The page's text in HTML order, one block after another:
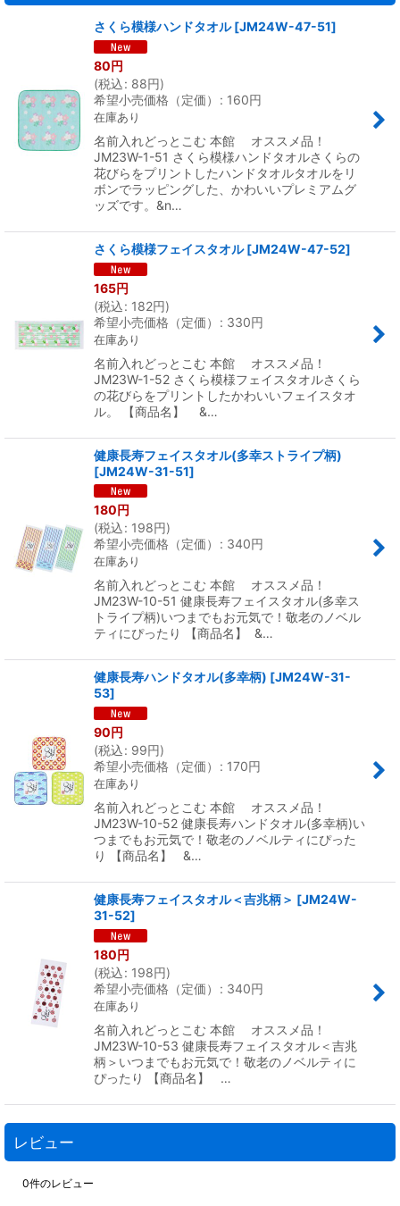
さくら模様ハンドタオル [JM24W-47-51]
80円
(税込: 88円)
希望小売価格（定価）
: 160円
在庫あり
名前入れどっとこむ 本館 オススメ品！
JM23W-1-51 さくら模様ハンドタオルさくらの
花びらをプリントしたハンドタオルタオルをリ
ボンでラッピングした、かわいいプレミアムグ
ッズです。&n…
さくら模様フェイスタオル [JM24W-47-52]
165円
(税込: 182円)
希望小売価格（定価）
: 330円
在庫あり
名前入れどっとこむ 本館 オススメ品！
JM23W-1-52 さくら模様フェイスタオルさくら
の花びらをプリントしたかわいいフェイスタオ
ル。 【商品名】 &…
健康長寿フェイスタオル(多幸ストライプ柄)
[JM24W-31-51]
180円
(税込: 198円)
希望小売価格（定価）
: 340円
在庫あり
名前入れどっとこむ 本館 オススメ品！
JM23W-10-51 健康長寿フェイスタオル(多幸ス
トライプ柄)いつまでもお元気で！敬老のノベル
ティにぴったり 【商品名】 &…
健康長寿ハンドタオル(多幸柄) [JM24W-31-
53]
90円
(税込: 99円)
希望小売価格（定価）
: 170円
在庫あり
名前入れどっとこむ 本館 オススメ品！
JM23W-10-52 健康長寿ハンドタオル(多幸柄)い
つまでもお元気で！敬老のノベルティにぴった
り 【商品名】 &…
健康長寿フェイスタオル＜吉兆柄＞ [JM24W-
31-52]
180円
(税込: 198円)
希望小売価格（定価）
: 340円
在庫あり
名前入れどっとこむ 本館 オススメ品！
JM23W-10-53 健康長寿フェイスタオル＜吉兆
柄＞いつまでもお元気で！敬老のノベルティに
ぴったり 【商品名】 …
レビュー
0件のレビュー